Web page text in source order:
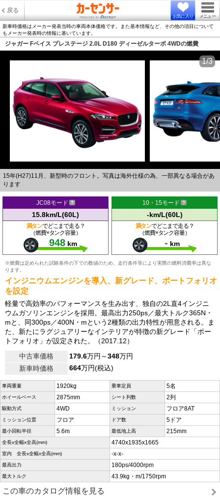
戻る
お気に入り メニュー
新車時価格はメーカー発表当時の車両本体価格です。また基本情報など、その他の項目について
もメーカー発表時の情報に基いています。
ジャガー Fペイス プレステージ 2.0L D180 ディーゼルターボ 4WDの燃費
15年(H27)11月、新型時のフロント。写真は海外仕様の為、一部異なる場合があ
ります
1/3
JC08モード
15.8km/L(60L)
満タンでどこまで走る？
（燃費×タンク容量）
948 km
10・15モード
-km/L(60L)
満タンでどこまで走る？
（燃費×タンク容量）
- km
※燃費は定められた試験条件の下での数値のため、走行条件等により実際の燃料消費率は異な
ります。
インジニウムエンジンを導入、新グレード、ポートフォリオ
を設定
軽量で高効率のパフォーマンスを生み出す、独自の2L直4インジニ
ウムガソリンエンジンを採用。最高出力250ps／最大トルク365N・
mと、同300ps／400N・mという2種類の出力特性が用意される。ま
た、新たにラグジュアリーなインテリアが特徴の新グレード「ポー
トフォリオ」が設定された。（2017.12）
中古車価格
179.6万円～348万円
新車時価格
664万円(税込)
車両重量 1920kg 乗車定員 5名
ホイールベース 2875mm シート列数 2列
駆動方式 4WD ミッション フロア8AT
ミッション位置 フロア ドア数 5ドア
最小回転半径 5.6m 最低地上高 215mm
全長x全幅x全高(mm) 4740x1935x1665
室内 全長x全幅x全高(mm) -x-x-
最高出力 180ps/4000rpm
最大トルク 43.9kg・m/1750rpm
この車のカタログ情報を見る